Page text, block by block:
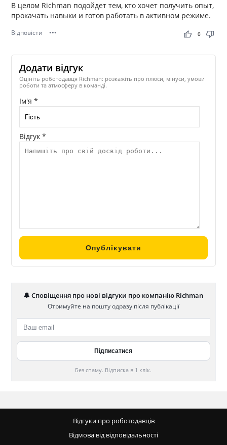
В целом Richman подойдет тем, кто хочет получить опыт,
прокачать навыки и готов работать в активном режиме.
Відповісти ••• thumb_up thumb_down
0
Додати відгук
Оцініть роботодавця Richman: розкажіть про плюси, мінуси, умови
роботи та атмосферу в команді.
Ім'я *
Відгук *
🔔 Сповіщення про нові відгуки про компанію Richman
Отримуйте на пошту одразу після публікації
Без спаму. Відписка в 1 клік.
Відгуки про роботодавців
Відмова від відповідальності